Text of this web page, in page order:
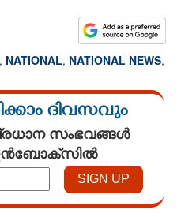
, NATIONAL, NATIONAL NEWS,
ദിവസവും
സംഭവങ്ങൾ